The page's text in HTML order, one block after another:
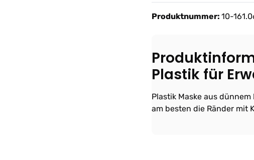
Produktnummer: 10-
Plastik für
Plastik Maske aus
am besten die Ränder mit